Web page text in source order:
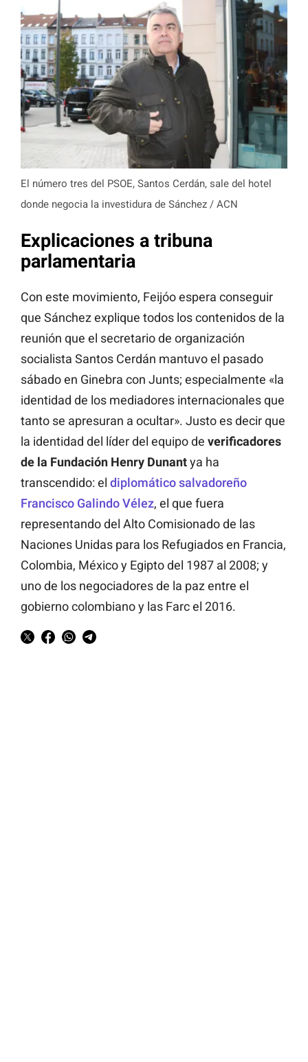
El número tres del PSOE, Santos Cerdán, sale del hotel
donde negocia la investidura de Sánchez / ACN
Explicaciones a tribuna
parlamentaria
Con este movimiento, Feijóo espera conseguir
que Sánchez explique todos los contenidos de la
reunión que el secretario de organización
socialista Santos Cerdán mantuvo el pasado
sábado en Ginebra con Junts; especialmente «la
identidad de los mediadores internacionales que
tanto se apresuran a ocultar». Justo es decir que
la identidad del líder del equipo de verificadores
de la Fundación Henry Dunantya ha
transcendido: el diplomático salvadoreño
Francisco Galindo Vélez, el que fuera
representando del Alto Comisionado de las
Naciones Unidas para los Refugiados en Francia,
Colombia, México y Egipto del 1987 al 2008; y
uno de los negociadores de la paz entre el
gobierno colombiano y las Farc el 2016.